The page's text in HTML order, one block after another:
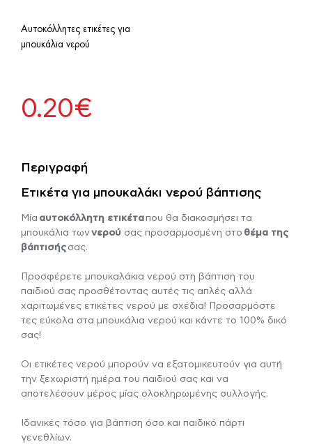
Αυτοκόλλητες ετικέτες για
μπουκάλια νερού
0.20€
Περιγραφή
Ετικέτα για μπουκαλάκι νερού βάπτισης
Μία αυτοκόλλητη ετικέταπου θα διακοσμήσει τα
μπουκάλια τωννερού σας προσαρμοσμένη στο θέμα της
βάπτισής σας.
Προσφέρετε μπουκαλάκια νερού στη βάπτιση του
παιδιού σας προσθέτοντας αυτές τις απλές αλλά
χαριτωμένες ετικέτες νερού με σχέδια! Προσαρμόστε
τες εύκολα στα μπουκάλια νερού και κάντε το 100% δικό
σας!
Οι ετικέτες νερού μπορούν να εξατομικευτούν για αυτή
την ξεχωριστή ημέρα του παιδιού σας και να
αποτελέσουν μέρος μίας ολοκληρωμένης συλλογής.
Ιδανικές τόσο για βάπτιση όσο και παιδικό πάρτι
γενεθλίων.